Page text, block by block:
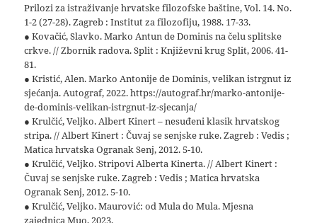
Prilozi za istraživanje hrvatske filozofske baštine, Vol. 14. No.
1-2 (27-28). Zagreb : Institut za filozofiju, 1988. 17-33.
● Kovačić, Slavko. Marko Antun de Dominis na čelu splitske
crkve. // Zbornik radova. Split : Književni krug Split, 2006. 41-
81.
● Kristić, Alen. Marko Antonije de Dominis, velikan istrgnut iz
sjećanja. Autograf, 2022. https://autograf.hr/marko-antonije-
de-dominis-velikan-istrgnut-iz-sjecanja/
● Krulčić, Veljko. Albert Kinert – nesuđeni klasik hrvatskog
stripa. // Albert Kinert : Čuvaj se senjske ruke. Zagreb : Vedis ;
Matica hrvatska Ogranak Senj, 2012. 5-10.
● Krulčić, Veljko. Stripovi Alberta Kinerta. // Albert Kinert :
Čuvaj se senjske ruke. Zagreb : Vedis ; Matica hrvatska
Ogranak Senj, 2012. 5-10.
● Krulčić, Veljko. Maurović: od Mula do Mula. Mjesna
zajednica Muo, 2023.